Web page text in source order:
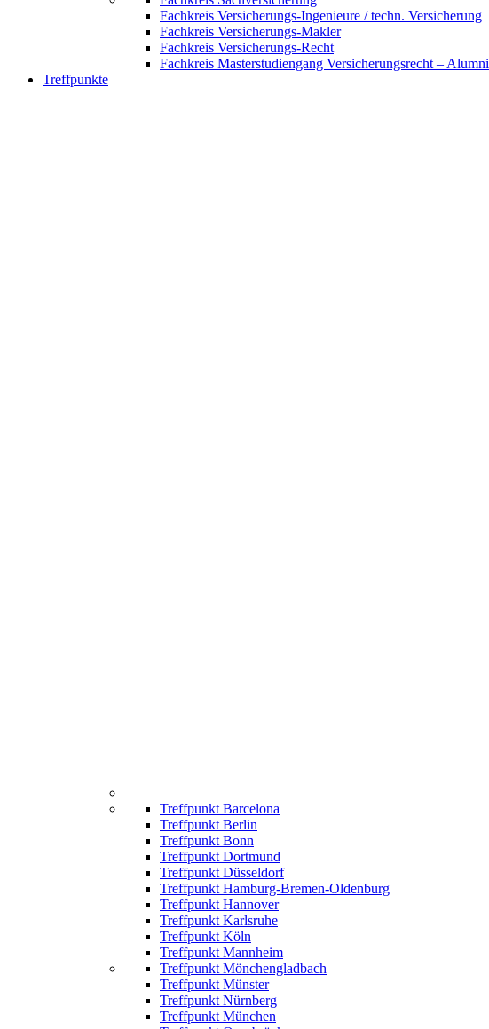
Fachkreis Versicherungs-Ingenieure / techn. Versicherung
Fachkreis Versicherungs-Makler
Fachkreis Versicherungs-Recht
Fachkreis Masterstudiengang Versicherungsrecht – Alumni
Treffpunkte
Treffpunkt Barcelona
Treffpunkt Berlin
Treffpunkt Bonn
Treffpunkt Dortmund
Treffpunkt Düsseldorf
Treffpunkt Hamburg-Bremen-Oldenburg
Treffpunkt Hannover
Treffpunkt Karlsruhe
Treffpunkt Köln
Treffpunkt Mannheim
Treffpunkt Mönchengladbach
Treffpunkt Münster
Treffpunkt Nürnberg
Treffpunkt München